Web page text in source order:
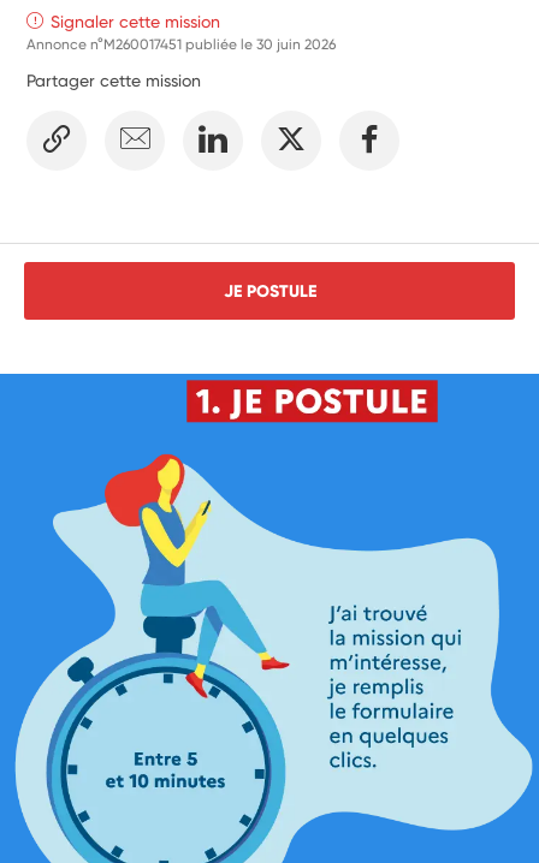
Signaler cette mission
Annonce n°M260017451 publiée le30 juin 2026
Partager cette mission
JE POSTULE